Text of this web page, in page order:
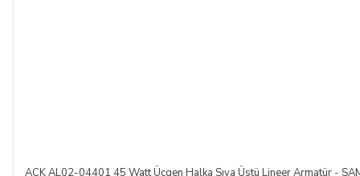
ACK AL02-04401 45 Watt Üçgen Halka Sıva Üstü Lineer Armatür -